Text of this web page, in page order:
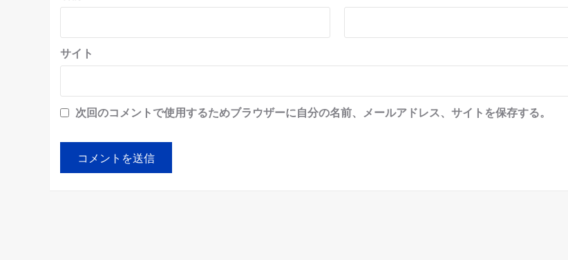
サイト
次回のコメントで使用するためブラウザーに自分の名前、メールアドレス、サイトを保存する。